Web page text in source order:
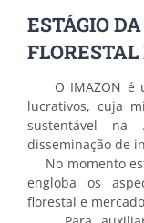
ESTÁGIO
O IMAZON é
lucrativos, cuja
sustentável na
disseminação de
No momento
engloba os
florestal e